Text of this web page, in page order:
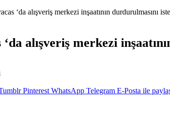
‘da alışveriş merkezi inşaatının durdurulmasını
alışveriş merkezi
Pinterest WhatsApp Telegram E-Posta ile